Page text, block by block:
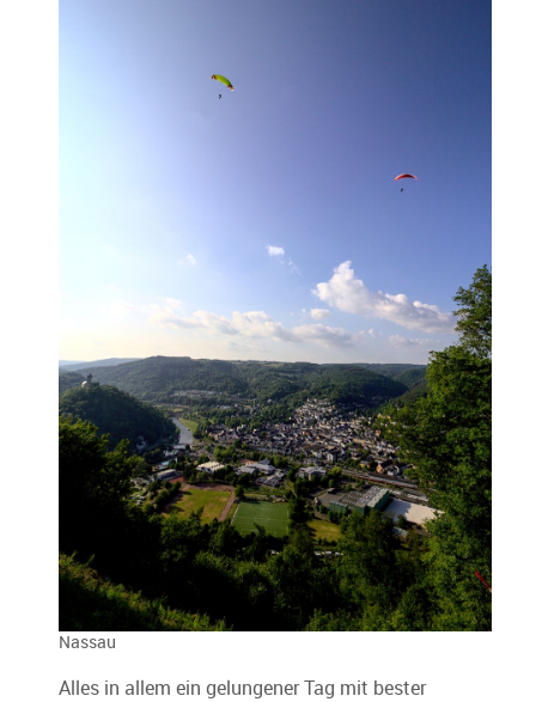
Nassau
Alles in allem ein gelungener Tag mit bester